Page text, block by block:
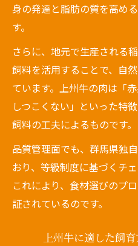
身の発達と脂肪の質を高め
す。
さらに、地元で生産される
飼料を活用することで、自
ています。上州牛の肉は「
しつこくない」といった特
飼料の工夫によるものです。
品質管理面でも、群馬県独
おり、等級制度に基づくチ
これにより、食材選びのプ
証されているのです。
上州牛に適した飼